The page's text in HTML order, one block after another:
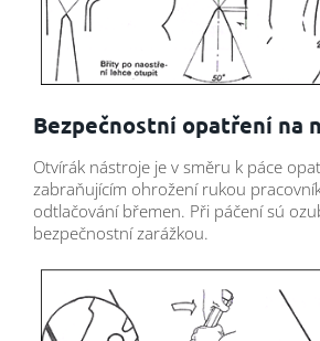
Bezpečnostní opatření na
Otvírák nástroje je v směru k páce
zabraňujícím ohrožení rukou
odtlačování břemen. Při páčení sú
bezpečnostní zarážkou.